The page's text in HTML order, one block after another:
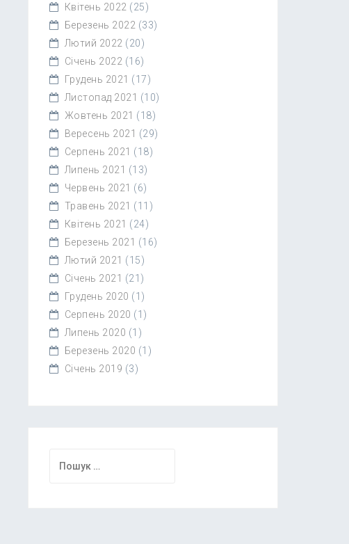
Квітень 2022 (25)
Березень 2022 (33)
Лютий 2022 (20)
Січень 2022 (16)
Грудень 2021 (17)
Листопад 2021 (10)
Жовтень 2021 (18)
Вересень 2021 (29)
Серпень 2021 (18)
Липень 2021 (13)
Червень 2021 (6)
Травень 2021 (11)
Квітень 2021 (24)
Березень 2021 (16)
Лютий 2021 (15)
Січень 2021 (21)
Грудень 2020 (1)
Серпень 2020 (1)
Липень 2020 (1)
Березень 2020 (1)
Січень 2019 (3)